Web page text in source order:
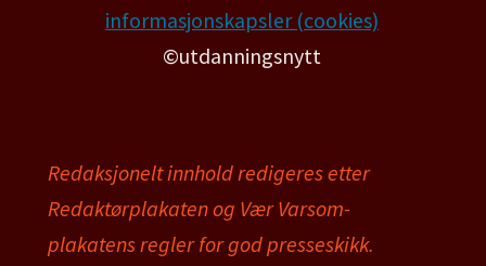
informasjonskapsler (cookies)
©utdanningsnytt
Redaksjonelt innhold redigeres etter
Redaktørplakaten og Vær Varsom-
plakatens regler for god presseskikk.